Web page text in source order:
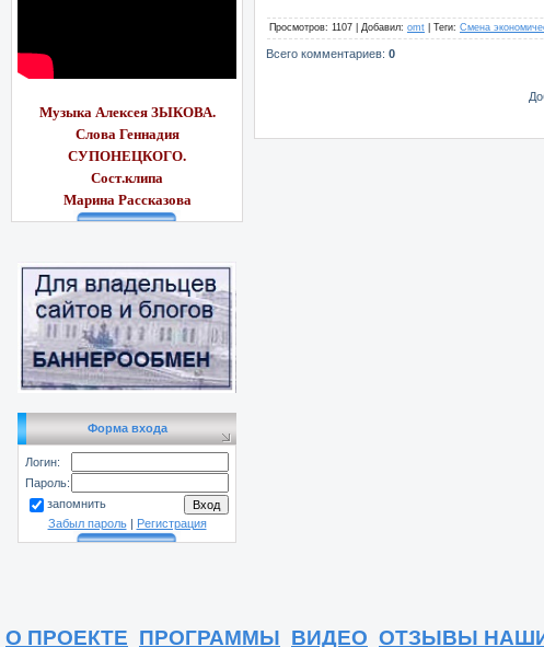
Музыка Алексея ЗЫКОВА.
Слова Геннадия
СУПОНЕЦКОГО.
Сост.клипа
Марина Рассказова
Форма входа
Логин:
Пароль:
запомнить
Забыл пароль| Регистрация
Просмотров: 1107 | Добавил: omt Теги: Смена
Всего комментариев: 0
О ПРОЕКТЕ ПРОГРАММЫ ВИДЕО ОТЗЫВЫ